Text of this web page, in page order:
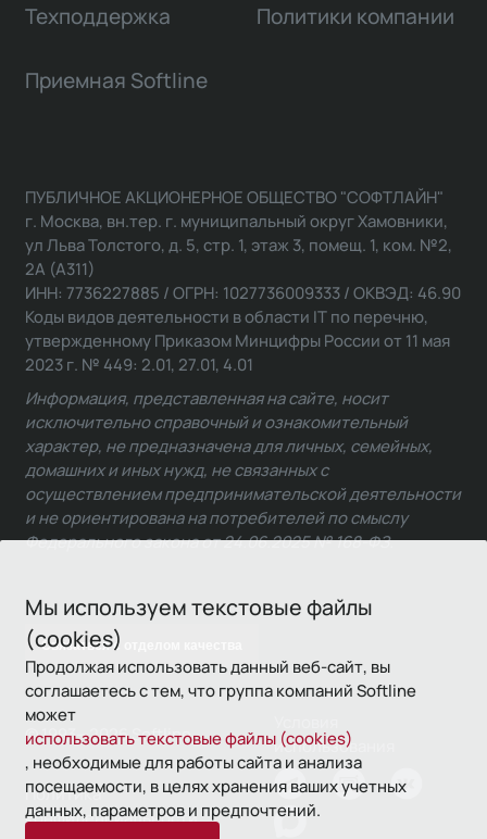
Мы используем текстовые файлы
(cookies)
Продолжая использовать данный веб-сайт, вы
соглашаетесь с тем, что группа компаний Softline
может
использовать текстовые файлы (cookies)
, необходимые для работы сайта и анализа
посещаемости, в целях хранения ваших учетных
данных, параметров и предпочтений.
Техподдержка Политики компании
Приемная Softline
Связаться с отделом качества
ПУБЛИЧНОЕ АКЦИОНЕРНОЕ ОБЩЕСТВО "СОФТЛАЙН"
г. Москва, вн.тер. г. муниципальный округ Хамовники,
ул Льва Толстого, д. 5, стр. 1, этаж 3, помещ. 1, ком. №2,
2А (А311)
ИНН: 7736227885 / ОГРН: 1027736009333 / ОКВЭД: 46.90
Коды видов деятельности в области IT по перечню,
утвержденному Приказом Минцифры России от 11 мая
2023 г. № 449: 2.01, 27.01, 4.01
Информация, представленная на сайте, носит
исключительно справочный и ознакомительный
характер, не предназначена для личных, семейных,
домашних и иных нужд, не связанных с
осуществлением предпринимательской деятельности
и не ориентирована на потребителей по смыслу
Федерального закона от 24.06.2025 № 168-ФЗ.
© 1993—2026 Softline
использования
Политика
конфиденциальности